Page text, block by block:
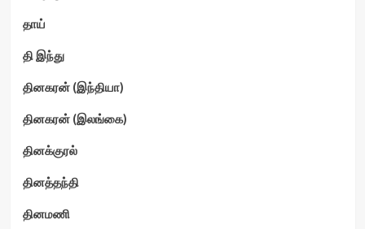
தாய்
தி இந்து
தினகரன் (இந்தியா)
தினகரன் (இலங்கை)
தினக்குரல்
தினத்தந்தி
தினமணி